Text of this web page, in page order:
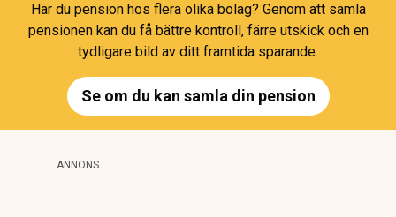
Har du pension hos flera olika bolag? Genom att samla
pensionen kan du få bättre kontroll, färre utskick och en
tydligare bild av ditt framtida sparande.
Se om du kan samla din pension
ANNONS